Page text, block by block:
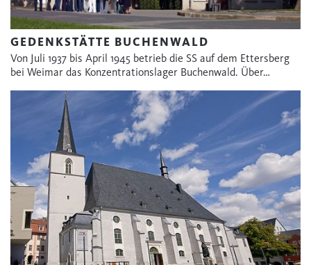
GEDENKSTÄTTE BUCHENWALD
Von Juli 1937 bis April 1945 betrieb die SS auf dem Ettersberg
bei Weimar das Konzentrationslager Buchenwald. Über…